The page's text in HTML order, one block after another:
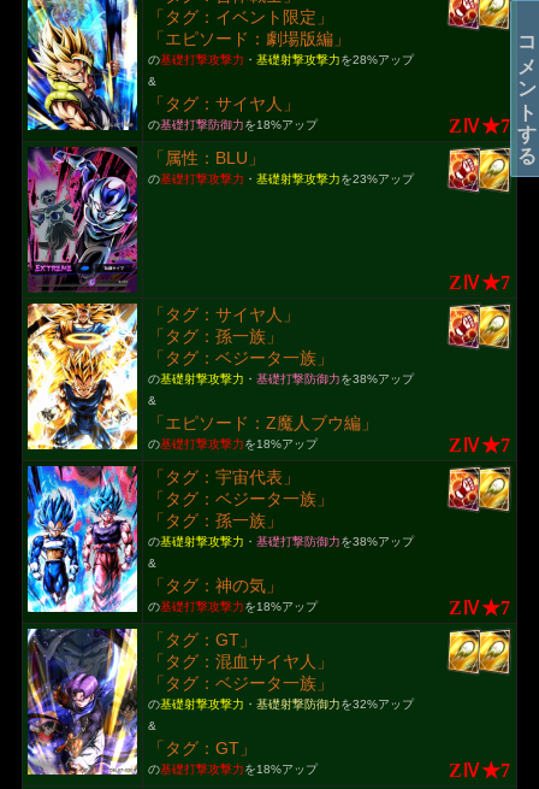
「タグ：イベント限定」
「エピソード：劇場版編」
の基礎打撃攻撃力 ・ 基礎射撃攻撃力を28%アップ
&
「タグ：サイヤ人」
の基礎打撃防御力を18%アップ ZⅣ★7
「属性：BLU」
の基礎打撃攻撃力 ・ 基礎射撃攻撃力を23%アップ
ZⅣ★7
「タグ：サイヤ人」
「タグ：孫一族」
「タグ：ベジータ一族」
の基礎射撃攻撃力 ・ 基礎打撃防御力を38%アップ
&
「エピソード：Z魔人ブウ編」
の基礎打撃攻撃力を18%アップ ZⅣ★7
「タグ：宇宙代表」
「タグ：ベジータ一族」
「タグ：孫一族」
の基礎射撃攻撃力 ・ 基礎打撃防御力を38%アップ
&
「タグ：神の気」
の基礎打撃攻撃力を18%アップ ZⅣ★7
「タグ：GT」
「タグ：混血サイヤ人」
「タグ：ベジータ一族」
の基礎射撃攻撃力 ・ 基礎射撃防御力を32%アップ
&
「タグ：GT」
の基礎打撃攻撃力を18%アップ ZⅣ★7
コメントする